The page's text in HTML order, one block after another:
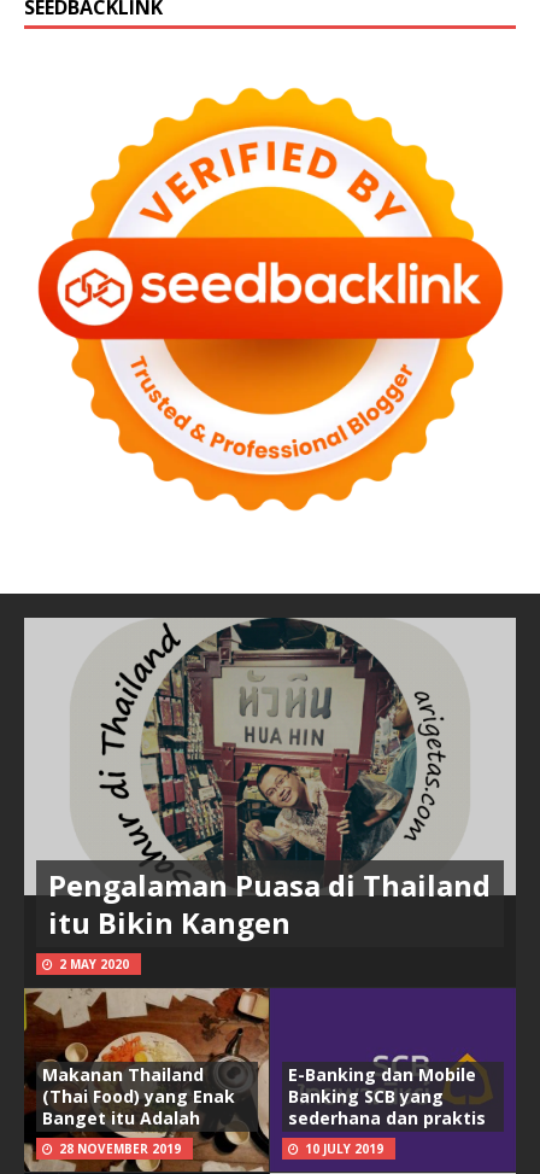
SEEDBACKLINK
Pengalaman Puasa di Thailand
itu Bikin Kangen
2 MAY 2020
Makanan Thailand
(Thai Food) yang Enak
Banget itu Adalah
28 NOVEMBER 2019
E-Banking dan Mobile
Banking SCB yang
sederhana dan praktis
10 JULY 2019